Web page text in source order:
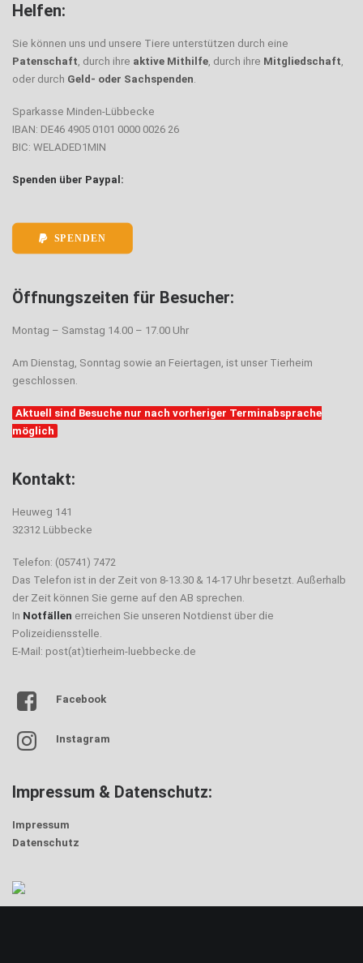
Helfen:
Sie können uns und unsere Tiere unterstützen durch eine
Patenschaft, durch ihre aktive Mithilfe, durch ihre Mitgliedschaft,
oder durch Geld- oder Sachspenden.
Sparkasse Minden-Lübbecke
IBAN: DE46 4905 0101 0000 0026 26
BIC: WELADED1MIN
Spenden über Paypal:
SPENDEN
Öffnungszeiten für Besucher:
Montag – Samstag 14.00 – 17.00 Uhr
Am Dienstag, Sonntag sowie an Feiertagen, ist unser Tierheim
geschlossen.
Aktuell sind Besuche nur nach vorheriger Terminabsprache
möglich
Kontakt:
Heuweg 141
32312 Lübbecke
Telefon: (05741) 7472
Das Telefon ist in der Zeit von 8-13.30 & 14-17 Uhr besetzt. Außerhalb
der Zeit können Sie gerne auf den AB sprechen.
In Notfällen erreichen Sie unseren Notdienst über die
Polizeidiensstelle.
E-Mail: post(at)tierheim-luebbecke.de
Facebook
Instagram
Impressum & Datenschutz:
Impressum
Datenschutz